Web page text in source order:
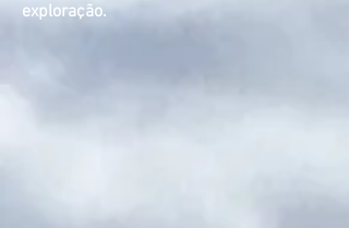
exploração.